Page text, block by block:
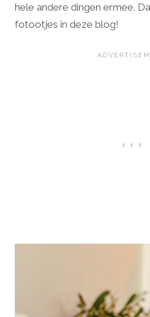
hele andere dingen ermee.
fotootjes in deze blog!